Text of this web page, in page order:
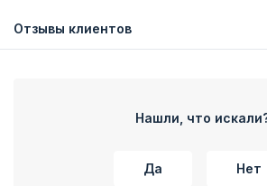
Отзывы клиентов
Нашли, что
Да Нет